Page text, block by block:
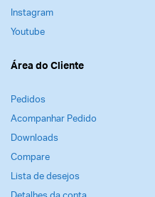
Instagram
Youtube
Área do Cliente
Pedidos
Acompanhar Pedido
Downloads
Compare
Lista de desejos